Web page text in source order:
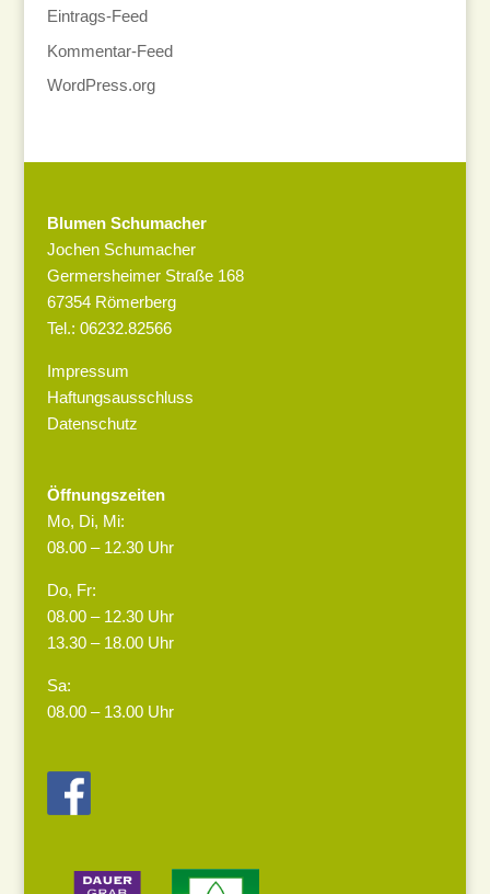
Eintrags-Feed
Kommentar-Feed
WordPress.org
Blumen Schumacher
Jochen Schumacher
Germersheimer Straße 168
67354 Römerberg
Tel.: 06232.82566
Impressum
Haftungsausschluss
Datenschutz
Öffnungszeiten
Mo, Di, Mi:
08.00 – 12.30 Uhr
Do, Fr:
08.00 – 12.30 Uhr
13.30 – 18.00 Uhr
Sa:
08.00 – 13.00 Uhr